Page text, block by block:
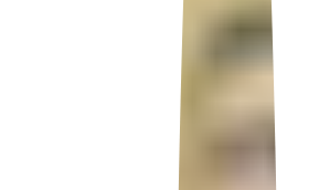
because